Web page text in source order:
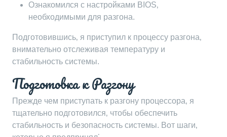
Ознакомился с настройками BIOS‚
необходимыми для разгона.
Подготовившись‚ я приступил к процессу разгона‚
внимательно отслеживая температуру и
стабильность системы.
Подготовка к Разгону
Прежде чем приступать к разгону процессора‚ я
тщательно подготовился‚ чтобы обеспечить
стабильность и безопасность системы. Вот шаги‚